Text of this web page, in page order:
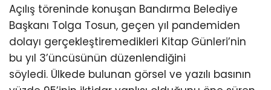
Açılış töreninde konuşan Bandırma Belediye
Başkanı Tolga Tosun, geçen yıl pandemiden
dolayı gerçekleştiremedikleri Kitap Günleri’nin
bu yıl 3’üncüsünün düzenlendiğini
söyledi. Ülkede bulunan görsel ve yazılı basının